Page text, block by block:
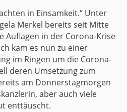
in Einsamkeit.“ Unter
Merkel bereits seit Mitte
Auflagen in der Corona-Krise
kam es nun zu einer
im Ringen um die Corona-
deren Umsetzung zum
am Donnerstagmorgen
aber auch viele
enttäuscht.